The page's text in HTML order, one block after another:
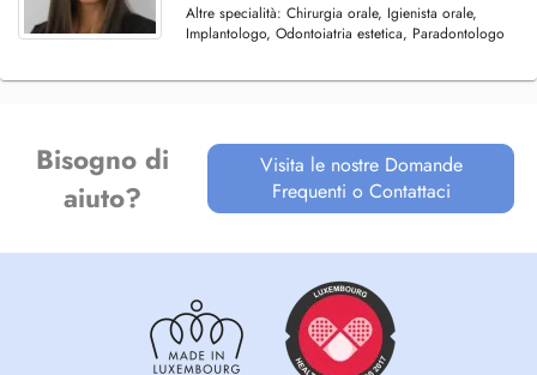
Altre specialità: Chirurgia orale, Igienista orale,
Implantologo, Odontoiatria estetica, Paradontologo
Bisogno di
aiuto?
Visita le nostre Domande
Frequenti o Contattaci